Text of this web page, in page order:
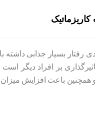
فردی رفتار بسیار جذابی
تاثیرگذاری بر افراد
و همچنین باعث افزایش